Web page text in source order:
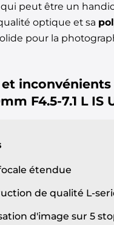
qui peut être un
optique et sa
pour la
inconvénients
F4.5-7.1 L IS
étendue
de qualité L-
d'image sur 5